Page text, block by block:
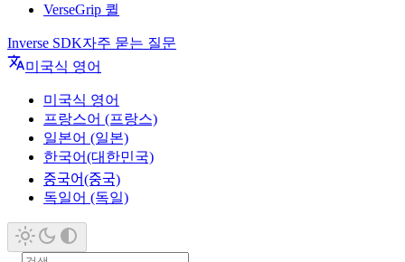
VerseGrip 퀼
Inverse SDK자주 묻는 질문
미국식 영어
미국식 영어
프랑스어 (프랑스)
일본어 (일본)
한국어(대한민국)
중국어(중국)
독일어 (독일)